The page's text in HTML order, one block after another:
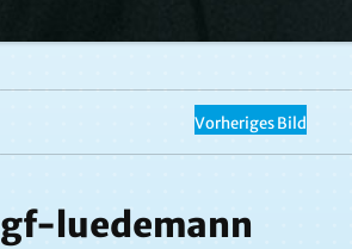
Vorheriges Bild
gf-luedemann